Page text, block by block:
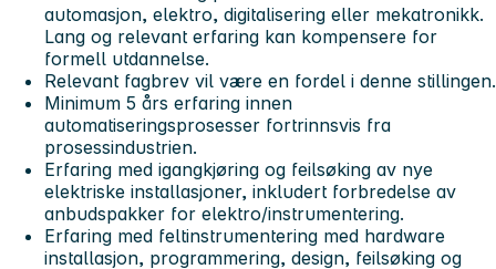
automasjon, elektro, digitalisering eller mekatronikk.
Lang og relevant erfaring kan kompensere for
formell utdannelse.
Relevant fagbrev vil være en fordel i denne stillingen.
Minimum 5 års erfaring innen
automatiseringsprosesser fortrinnsvis fra
prosessindustrien.
Erfaring med igangkjøring og feilsøking av nye
elektriske installasjoner, inkludert forbredelse av
anbudspakker for elektro/instrumentering.
Erfaring med feltinstrumentering med hardware
installasjon, programmering, design, feilsøking og